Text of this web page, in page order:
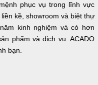
phục vụ trong lĩnh vực
kề, showroom và biệt thự
kinh nghiệm và có hơn
phẩm và dịch vụ. ACADO
bạn.